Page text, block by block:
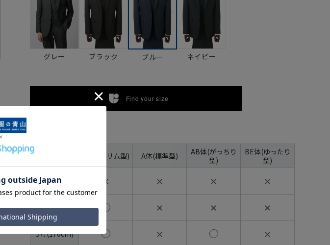
グレー ブラック ブルー ネイビー
Find your size
YA体(スリム型) A体(標準型)
AB体(がっちり
型)
BE体(ゆったり
型)
3号(160cm) ✕ ✕ ✕ ✕
4号(165cm) ✕ ✕ ✕
5号(170cm) ✕ ✕